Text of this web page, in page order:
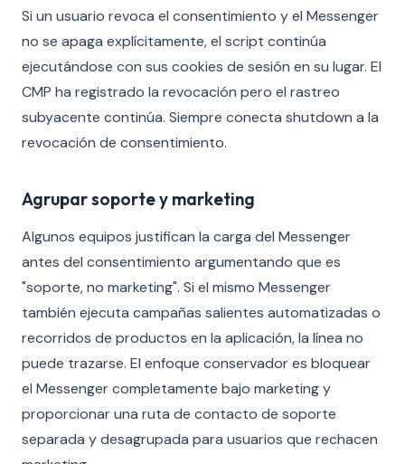
Si un usuario revoca el consentimiento y el Messenger
no se apaga explícitamente, el script continúa
ejecutándose con sus cookies de sesión en su lugar. El
CMP ha registrado la revocación pero el rastreo
subyacente continúa. Siempre conecta shutdown a la
revocación de consentimiento.
Agrupar soporte y marketing
Algunos equipos justifican la carga del Messenger
antes del consentimiento argumentando que es
"soporte, no marketing". Si el mismo Messenger
también ejecuta campañas salientes automatizadas o
recorridos de productos en la aplicación, la línea no
puede trazarse. El enfoque conservador es bloquear
el Messenger completamente bajo marketing y
proporcionar una ruta de contacto de soporte
separada y desagrupada para usuarios que rechacen